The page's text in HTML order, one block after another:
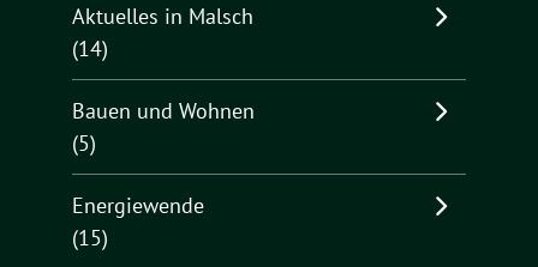
Aktuelles in Malsch
(14)
Bauen und Wohnen
(5)
Energiewende
(15)